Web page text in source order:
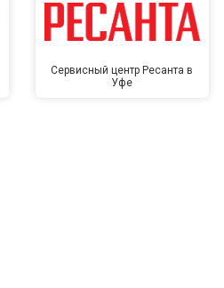
Сервисный центр Ресанта в
Уфе